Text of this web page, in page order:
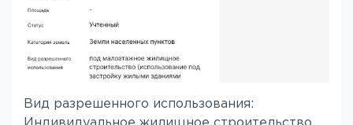
Вид разрешенного использования: